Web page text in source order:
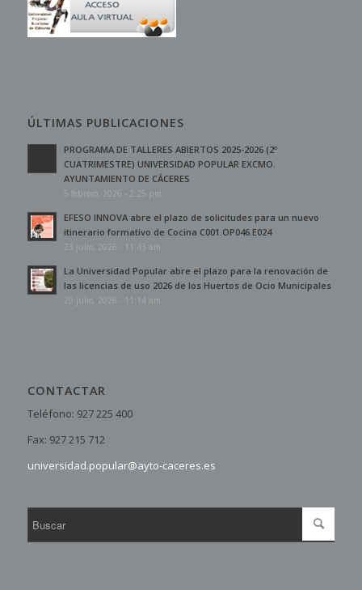
ÚLTIMAS PUBLICACIONES
PROGRAMA DE TALLERES ABIERTOS 2025-2026 (2º
CUATRIMESTRE) UNIVERSIDAD POPULAR EXCMO.
AYUNTAMIENTO DE CÁCERES
5 febrero, 2026 - 2:25 pm
EFESO INNOVA abre el plazo de solicitudes para un nuevo
itinerario formativo de Cocina C001.OP046.E024
23 julio, 2026 - 11:43 am
La Universidad Popular abre el plazo para la renovación de
las licencias de uso 2026 de los Huertos de Ocio Municipales
20 julio, 2026 - 11:14 am
CONTACTAR
Teléfono: 927 225 400
Fax: 927 215 712
universidad.popular@ayto-caceres.es